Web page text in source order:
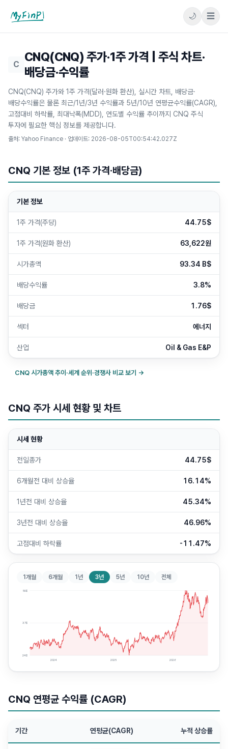
마이핀플
🌙 ☰
C
CNQ(CNQ) 주가·1주 가격 | 주식 차트·
배당금·수익률
CNQ(CNQ) 주가와 1주 가격(달러·원화 환산), 실시간 차트, 배당금·
배당수익률은 물론 최근/1년/3년 수익률과 5년/10년 연평균수익률(CAGR),
고점대비 하락률, 최대낙폭(MDD), 연도별 수익률 추이까지 CNQ 주식
투자에 필요한 핵심 정보를 제공합니다.
출처: Yahoo Finance · 업데이트: 2026-08-05T00:54:42.027Z
CNQ 기본 정보 (1주 가격·배당금)
기본 정보
1주 가격(주당) 44.75$
1주 가격(원화 환산) 63,622원
시가총액 93.34 B$
배당수익률 3.8%
배당금 1.76$
섹터 에너지
산업 Oil & Gas E&P
CNQ 시가총액 추이·세계 순위·경쟁사 비교 보기 →
CNQ 주가 시세 현황 및 차트
시세 현황
전일종가 44.75$
6개월전 대비 상승율 16.14%
1년전 대비 상승율 45.34%
3년전 대비 상승율 46.96%
고점대비 하락률 -11.47%
1개월 6개월 1년 3년 5년 10년 전체
50$
37$
24$
2024 2025 2026
CNQ 연평균 수익률 (CAGR)
기간 연평균(CAGR) 누적 상승률